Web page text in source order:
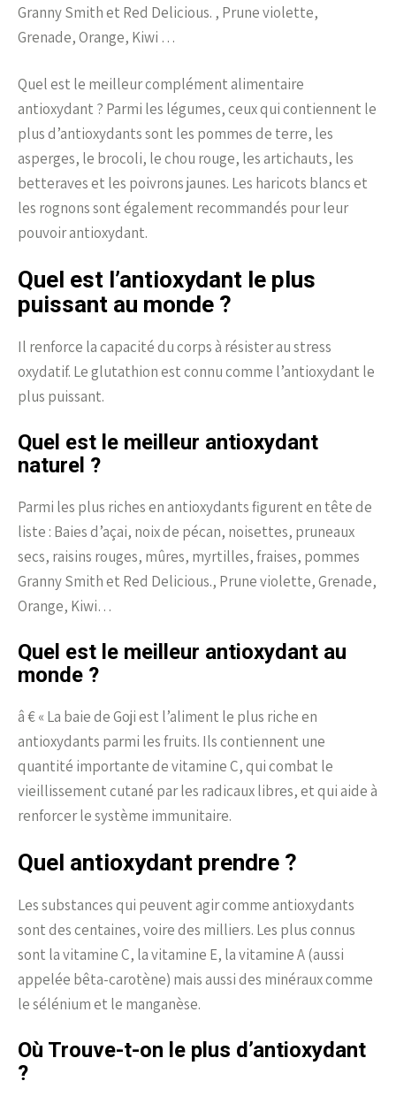
Granny Smith et Red Delicious. , Prune violette,
Grenade, Orange, Kiwi …
Quel est le meilleur complément alimentaire
antioxydant ? Parmi les légumes, ceux qui contiennent le
plus d’antioxydants sont les pommes de terre, les
asperges, le brocoli, le chou rouge, les artichauts, les
betteraves et les poivrons jaunes. Les haricots blancs et
les rognons sont également recommandés pour leur
pouvoir antioxydant.
Quel est l’antioxydant le plus
puissant au monde ?
Il renforce la capacité du corps à résister au stress
oxydatif. Le glutathion est connu comme l’antioxydant le
plus puissant.
Quel est le meilleur antioxydant
naturel ?
Parmi les plus riches en antioxydants figurent en tête de
liste : Baies d’açai, noix de pécan, noisettes, pruneaux
secs, raisins rouges, mûres, myrtilles, fraises, pommes
Granny Smith et Red Delicious., Prune violette, Grenade,
Orange, Kiwi…
Quel est le meilleur antioxydant au
monde ?
â € « La baie de Goji est l’aliment le plus riche en
antioxydants parmi les fruits. Ils contiennent une
quantité importante de vitamine C, qui combat le
vieillissement cutané par les radicaux libres, et qui aide à
renforcer le système immunitaire.
Quel antioxydant prendre ?
Les substances qui peuvent agir comme antioxydants
sont des centaines, voire des milliers. Les plus connus
sont la vitamine C, la vitamine E, la vitamine A (aussi
appelée bêta-carotène) mais aussi des minéraux comme
le sélénium et le manganèse.
Où Trouve-t-on le plus d’antioxydant
?